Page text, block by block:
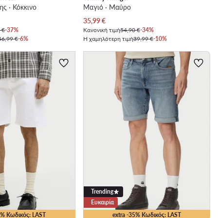
· Κόκκινο
€-37%
€-6%
Μαγιό · Μαύρο
Τρέχουσα τιμή
35,99€
Κανονική τιμή54,90 €-34%
Η χαμηλότερη τιμή39,99 €-10%
Κωδικός: LAST extra -35% Κωδικός: LAST
Trending
Ευκαιρία